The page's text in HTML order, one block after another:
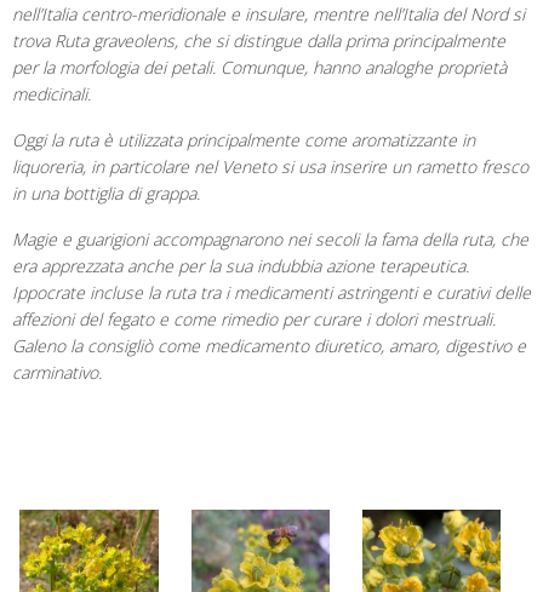
nell’Italia centro-meridionale e insulare, mentre nell’Italia del Nord si
trova Ruta graveolens, che si distingue dalla prima principalmente
per la morfologia dei petali. Comunque, hanno analoghe proprietà
medicinali.
Oggi la ruta è utilizzata principalmente come aromatizzante in
liquoreria, in particolare nel Veneto si usa inserire un rametto fresco
in una bottiglia di grappa.
Magie e guarigioni accompagnarono nei secoli la fama della ruta, che
era apprezzata anche per la sua indubbia azione terapeutica.
Ippocrate incluse la ruta tra i medicamenti astringenti e curativi delle
affezioni del fegato e come rimedio per curare i dolori mestruali.
Galeno la consigliò come medicamento diuretico, amaro, digestivo e
carminativo.